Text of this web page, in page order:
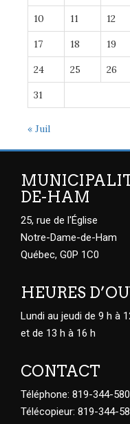
10 11 12
17 18 19
24 25 26
31
« Juil
DE-HAM
25, rue de l'Église
Notre-Dame-de-Ham
Québec, G0P 1C0
HEURES
Lundi au jeudi de 9 h à
et de 13 h à 16 h
CONTACT
Téléphone: 819-344-
Télécopieur: 819-344-